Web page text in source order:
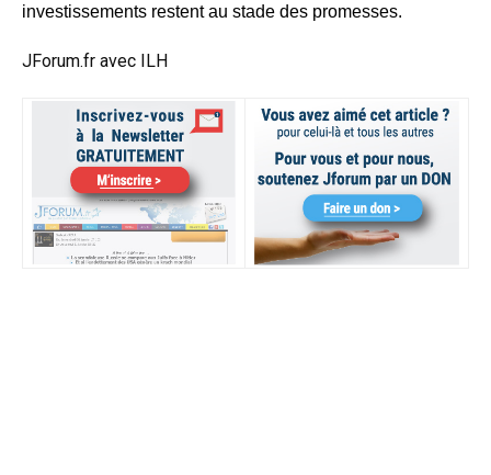
investissements restent au stade des promesses.
JForum.fr avec ILH